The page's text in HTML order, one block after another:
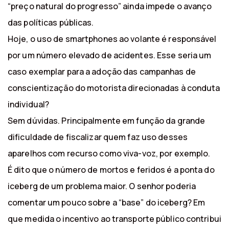
“preço natural do progresso” ainda impede o avanço
das políticas públicas.
Hoje, o uso de smartphones ao volante é responsável
por um número elevado de acidentes. Esse seria um
caso exemplar para a adoção das campanhas de
conscientização do motorista direcionadas à conduta
individual?
Sem dúvidas. Principalmente em função da grande
dificuldade de fiscalizar quem faz uso desses
aparelhos com recurso como viva-voz, por exemplo.
É dito que o número de mortos e feridos é a ponta do
iceberg de um problema maior. O senhor poderia
comentar um pouco sobre a “base” do iceberg? Em
que medida o incentivo ao transporte público contribui